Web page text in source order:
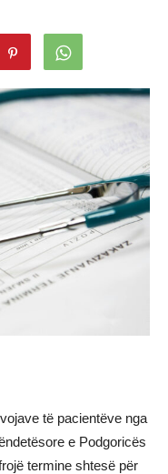
të pacientëve nga
e Podgoricës
termine shtesë për